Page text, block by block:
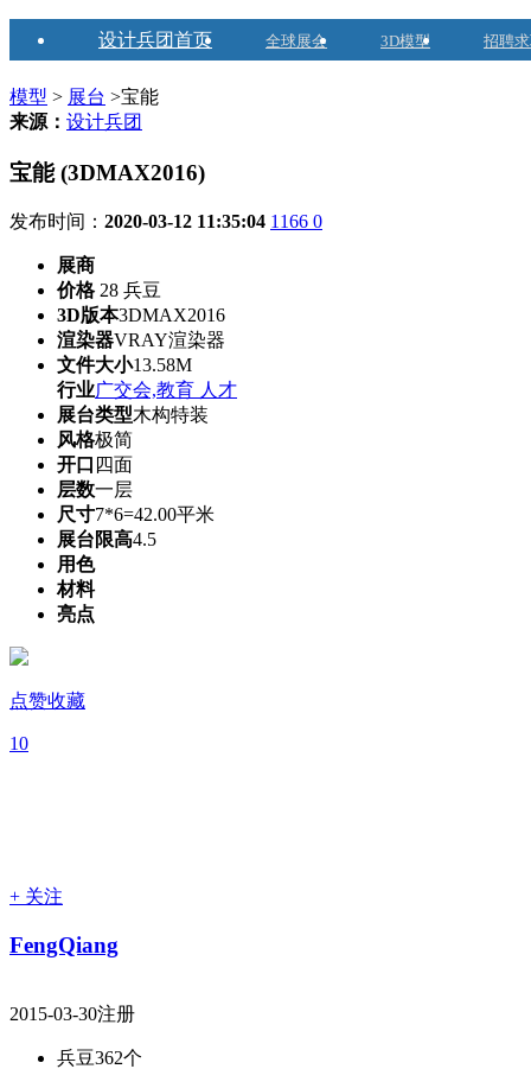
设计兵团首页 全球展会 3D模型 招聘
模型 > 展台 >宝能
来源： 设计兵团
宝能 (3DMAX2016)
发布时间： 2020-03-12 11:35:04 1166 0
展商
价格28 兵豆
3D版本3DMAX2016
渲染器VRAY渲染器
文件大小13.58M
行业广交会,教育 人才
展台类型木构特装
风格极简
开口 四面
层数一层
尺寸7*6=42.00平米
展台限高4.5
用色
材料
亮点
点赞收藏
10
+ 关注
FengQiang
2015-03-30注册
兵豆362个